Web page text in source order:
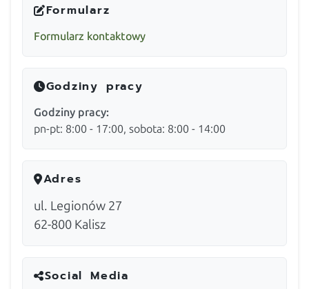
Formularz
Formularz kontaktowy
Godziny pracy
Godziny pracy:
pn-pt: 8:00 - 17:00, sobota: 8:00 - 14:00
Adres
ul. Legionów 27
62-800 Kalisz
Social Media